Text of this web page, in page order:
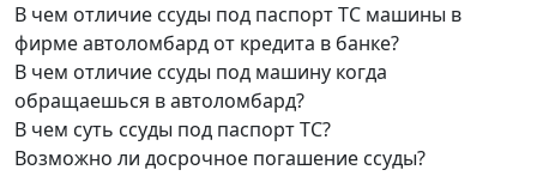
В чем отличие ссуды под паспорт ТС машины в
фирме автоломбард от кредита в банке?
В чем отличие ссуды под машину когда
обращаешься в автоломбард?
В чем суть ссуды под паспорт ТС?
Возможно ли досрочное погашение ссуды?